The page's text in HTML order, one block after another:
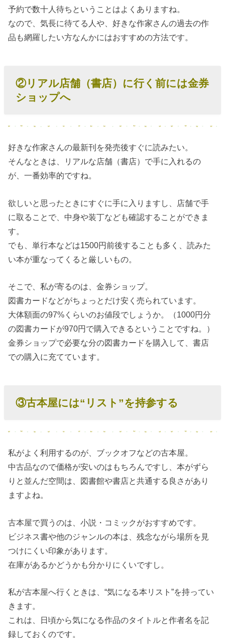
予約で数十人待ちということはよくありますね。
なので、気長に待てる人や、好きな作家さんの過去の作
品も網羅したい方なんかにはおすすめの方法です。
②リアル店舗（書店）に行く前には金券
ショップへ
好きな作家さんの最新刊を発売後すぐに読みたい。
そんなときは、リアルな店舗（書店）で手に入れるの
が、一番効率的ですね。
欲しいと思ったときにすぐに手に入りますし、店舗で手
に取ることで、中身や装丁なども確認することができま
す。
でも、単行本などは1500円前後することも多く、読みた
い本が重なってくると厳しいもの。
そこで、私が寄るのは、金券ショップ。
図書カードなどがちょっとだけ安く売られています。
大体額面の97%くらいのお値段でしょうか。（1000円分
の図書カードが970円で購入できるということですね。）
金券ショップで必要な分の図書カードを購入して、書店
での購入に充てています。
③古本屋には“リスト”を持参する
私がよく利用するのが、ブックオフなどの古本屋。
中古品なので価格が安いのはもちろんですし、本がずら
りと並んだ空間は、図書館や書店と共通する良さがあり
ますよね。
古本屋で買うのは、小説・コミックがおすすめです。
ビジネス書や他のジャンルの本は、残念ながら場所を見
つけにくい印象があります。
在庫があるかどうかも分かりにくいですし。
私が古本屋へ行くときは、“気になる本リスト”を持ってい
きます。
これは、日頃から気になる作品のタイトルと作者名を記
録しておくのです。